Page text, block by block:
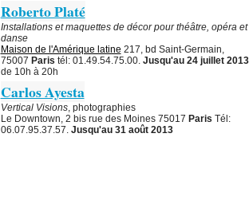
Roberto Platé
Installations et maquettes de décor pour théâtre, opéra et
danse
Maison de l'Amérique latine 217, bd Saint-Germain,
75007 Paris tél: 01.49.54.75.00. Jusqu'au 24 juillet 2013
de 10h à 20h
Carlos Ayesta
Vertical Visions, photographies
Le Downtown, 2 bis rue des Moines 75017 Paris Tél:
06.07.95.37.57. Jusqu'au 31 août 2013